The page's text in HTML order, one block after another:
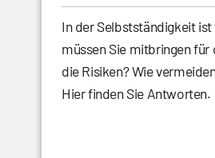
In der Selbstständigkeit
müssen Sie mitbringen für
die Risiken? Wie
Hier finden Sie Antworten.